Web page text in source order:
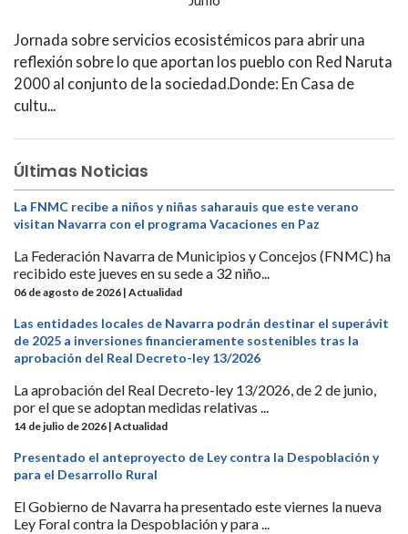
Jornada sobre servicios ecosistémicos para abrir una
reflexión sobre lo que aportan los pueblo con Red Naruta
2000 al conjunto de la sociedad.Donde: En Casa de
cultu...
Últimas Noticias
La FNMC recibe a niños y niñas saharauis que este verano
visitan Navarra con el programa Vacaciones en Paz
La Federación Navarra de Municipios y Concejos (FNMC) ha
recibido este jueves en su sede a 32 niño...
06 de agosto de 2026 | Actualidad
Las entidades locales de Navarra podrán destinar el superávit
de 2025 a inversiones financieramente sostenibles tras la
aprobación del Real Decreto-ley 13/2026
La aprobación del Real Decreto-ley 13/2026, de 2 de junio,
por el que se adoptan medidas relativas ...
14 de julio de 2026 | Actualidad
Presentado el anteproyecto de Ley contra la Despoblación y
para el Desarrollo Rural
El Gobierno de Navarra ha presentado este viernes la nueva
Ley Foral contra la Despoblación y para ...